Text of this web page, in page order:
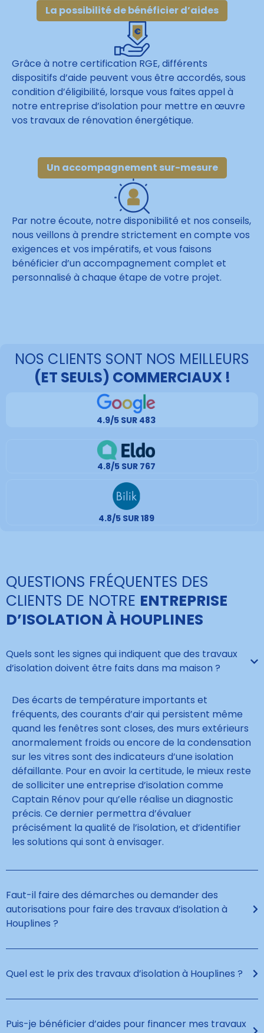
La possibilité de bénéficier d’aides
Grâce à notre certification RGE, différents
dispositifs d’aide peuvent vous être accordés, sous
condition d’éligibilité, lorsque vous faites appel à
notre entreprise d’isolation pour mettre en œuvre
vos travaux de rénovation énergétique.
Un accompagnement sur-mesure
Par notre écoute, notre disponibilité et nos conseils,
nous veillons à prendre strictement en compte vos
exigences et vos impératifs, et vous faisons
bénéficier d’un accompagnement complet et
personnalisé à chaque étape de votre projet.
NOS CLIENTS SONT NOS MEILLEURS
(ET SEULS) COMMERCIAUX !
4.9/5 SUR 483
4.8/5 SUR 767
4.8/5 SUR 189
QUESTIONS FRÉQUENTES DES
CLIENTS DE NOTRE ENTREPRISE
D’ISOLATION À HOUPLINES
Quels sont les signes qui indiquent que des travaux
d’isolation doivent être faits dans ma maison ?
Des écarts de température importants et
fréquents, des courants d’air qui persistent même
quand les fenêtres sont closes, des murs extérieurs
anormalement froids ou encore de la condensation
sur les vitres sont des indicateurs d’une isolation
défaillante. Pour en avoir la certitude, le mieux reste
de solliciter une entreprise d’isolation comme
Captain Rénov pour qu’elle réalise un diagnostic
précis. Ce dernier permettra d’évaluer
précisément la qualité de l’isolation, et d’identifier
les solutions qui sont à envisager.
Faut-il faire des démarches ou demander des
autorisations pour faire des travaux d’isolation à
Houplines ?
Quel est le prix des travaux d’isolation à Houplines ?
Puis-je bénéficier d’aides pour financer mes travaux